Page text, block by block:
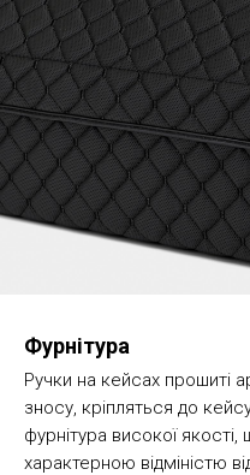
Фурнітура
Ручки на кейсах прошиті
зносу, кріпляться до
фурнітура високої
характерною відміністю